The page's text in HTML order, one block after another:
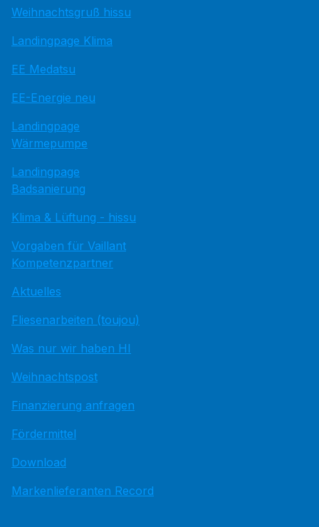
Weihnachtsgruß hissu
Landingpage Klima
EE Medatsu
EE-Energie neu
Landingpage
Wärmepumpe
Landingpage
Badsanierung
Klima & Lüftung - hissu
Vorgaben für Vaillant
Kompetenzpartner
Aktuelles
Fliesenarbeiten (toujou)
Was nur wir haben HI
Weihnachtspost
Finanzierung anfragen
Fördermittel
Download
Markenlieferanten Record